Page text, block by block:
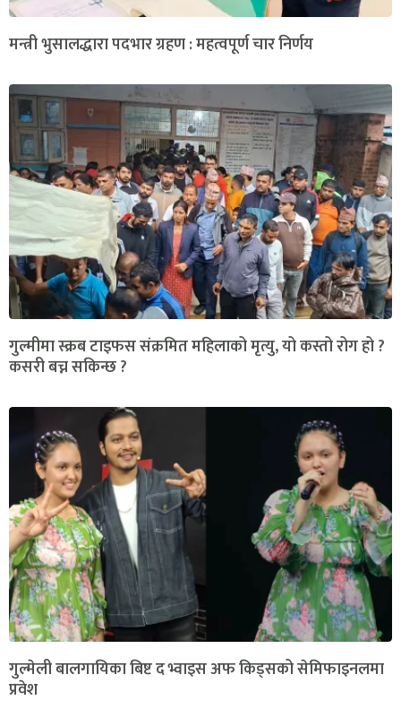
मन्त्री भुसालद्धारा पदभार ग्रहण : महत्वपूर्ण चार निर्णय
गुल्मीमा स्क्रब टाइफस संक्रमित महिलाको मृत्यु, यो कस्तो रोग हो ?
कसरी बच्न सकिन्छ ?
गुल्मेली बालगायिका बिष्ट द भ्वाइस अफ किड्सको सेमिफाइनलमा
प्रवेश